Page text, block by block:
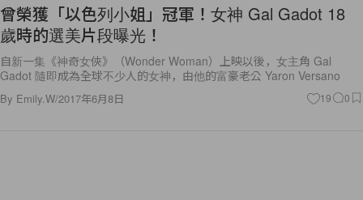
曾榮獲「以色列小姐」冠軍！女神 Gal Gadot 18
歲時的選美片段曝光！
自新一集《神奇女俠》（Wonder Woman）上映以後，女主角 Gal
Gadot 隨即成為全球不少人的女神，由他的富豪老公 Yaron Versano
By Emily.W/2017年6月8日 19 0